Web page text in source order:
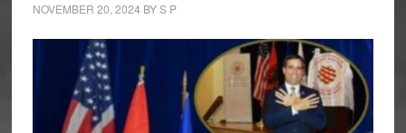
NOVEMBER 20, 2024 BYS P